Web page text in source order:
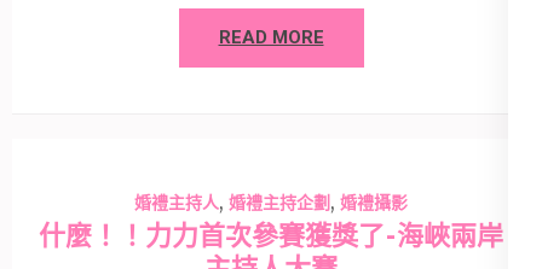
READ MORE
婚禮主持人, 婚禮主持企劃 , 婚禮攝影
什麼！！力力首次參賽獲獎了-海峽兩岸